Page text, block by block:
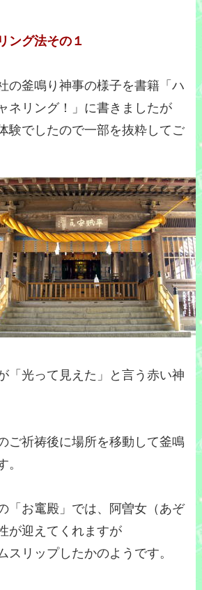
ング法その１
の釜鳴り神事の様子を書籍「ハ
ネリング！」に書きましたが
験でしたので一部を抜粋してご
「光って見えた」と言う赤い神
ご祈祷後に場所を移動して釜鳴
。
「お竃殿」では、阿曽女（あぞ
が迎えてくれますが
スリップしたかのようです。